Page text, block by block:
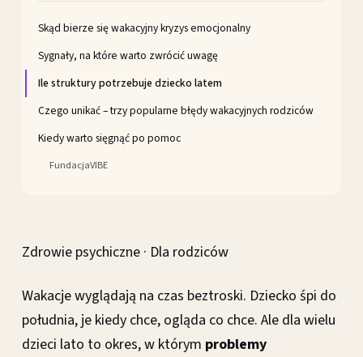
Skąd bierze się wakacyjny kryzys emocjonalny
Sygnały, na które warto zwrócić uwagę
Ile struktury potrzebuje dziecko latem
Czego unikać – trzy popularne błędy wakacyjnych rodziców
Kiedy warto sięgnąć po pomoc
FundacjaVIBE
Zdrowie psychiczne · Dla rodziców
Wakacje wyglądają na czas beztroski. Dziecko śpi do
południa, je kiedy chce, ogląda co chce. Ale dla wielu
dzieci lato to okres, w którym problemy